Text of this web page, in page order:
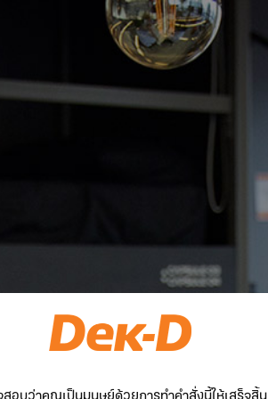
สอบว่าคุณเป็นมนุษย์ด้วยการทำคำสั่งนี้ให้เสร็จสิ้น